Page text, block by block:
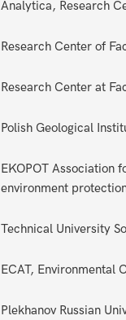
Analytica, Research
Research Center of
Research Center at
Polish Geological
EKOPOT Association
environment
Technical University
ECAT, Environmental
Plekhanov Russian